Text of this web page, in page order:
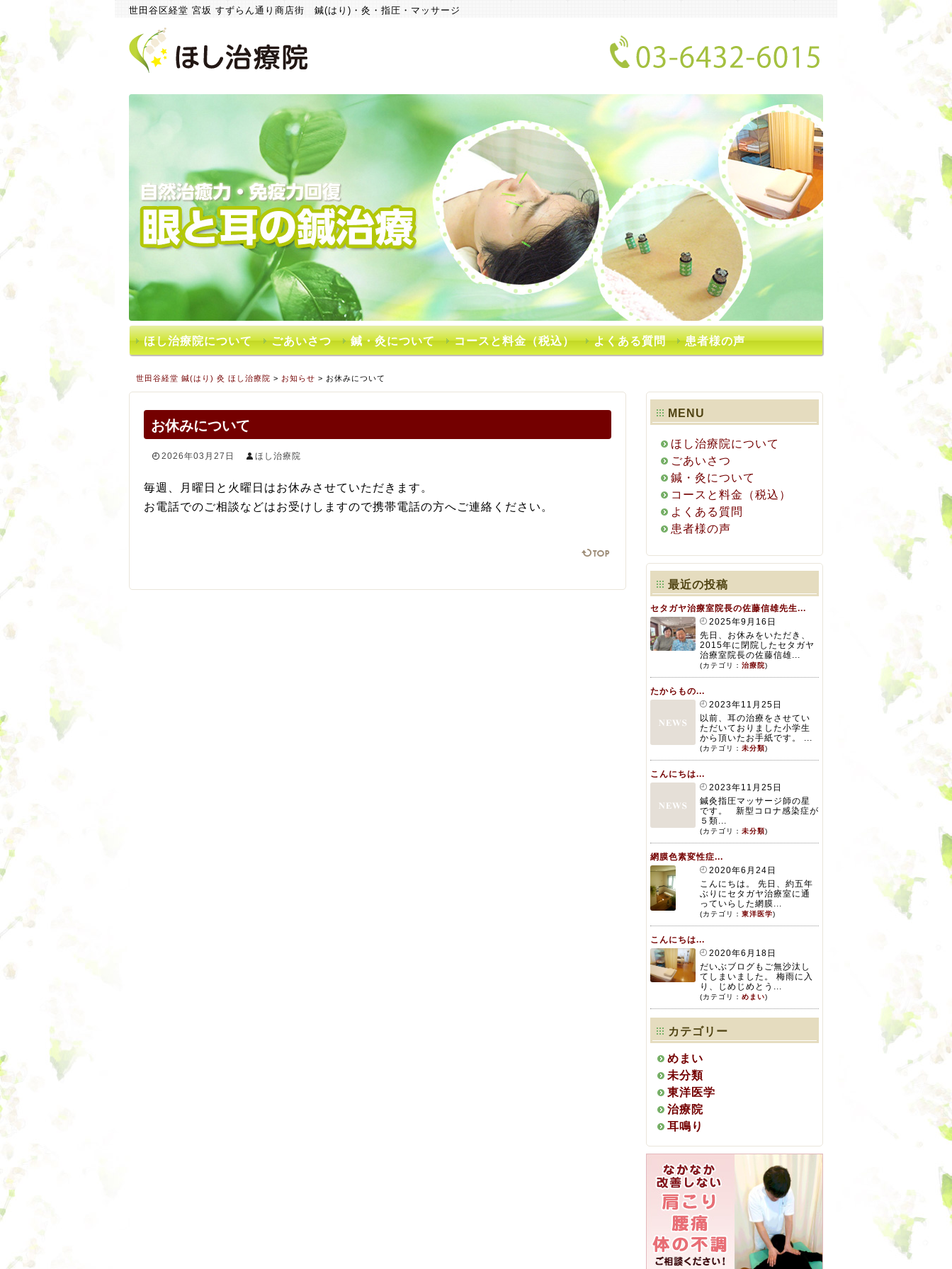
世田谷区経堂 宮坂 すずらん通り商店街 鍼(はり)・灸・指圧・マッサージ
ほし治療院について ごあいさつ 鍼・灸について コースと料金（税込） よくある質問 患者様の声
世田谷経堂 鍼(はり) 灸 ほし治療院 > お知らせ > お休みについて
お休みについて
2026年03月27日 ほし治療院
毎週、月曜日と火曜日はお休みさせていただきます。
お電話でのご相談などはお受けしますので携帯電話の方へご連絡ください。
ページの先頭に戻る
MENU
ほし治療院について
ごあいさつ
鍼・灸について
コースと料金（税込）
よくある質問
患者様の声
最近の投稿
セタガヤ治療室院長の佐藤信雄先生...
2025年9月16日
先日、お休みをいただき、
2015年に閉院したセタガヤ
治療室院長の佐藤信雄...
(カテゴリ： 治療院)
たからもの...
2023年11月25日
以前、耳の治療をさせてい
ただいておりました小学生
から頂いたお手紙です。 ...
(カテゴリ： 未分類)
こんにちは...
2023年11月25日
鍼灸指圧マッサージ師の星
です。 新型コロナ感染症が
５類...
(カテゴリ： 未分類)
網膜色素変性症...
2020年6月24日
こんにちは。 先日、約五年
ぶりにセタガヤ治療室に通
っていらした網膜...
(カテゴリ： 東洋医学)
こんにちは...
2020年6月18日
だいぶブログもご無沙汰し
てしまいました。 梅雨に入
り、じめじめとう...
(カテゴリ： めまい)
カテゴリー
めまい
未分類
東洋医学
治療院
耳鳴り